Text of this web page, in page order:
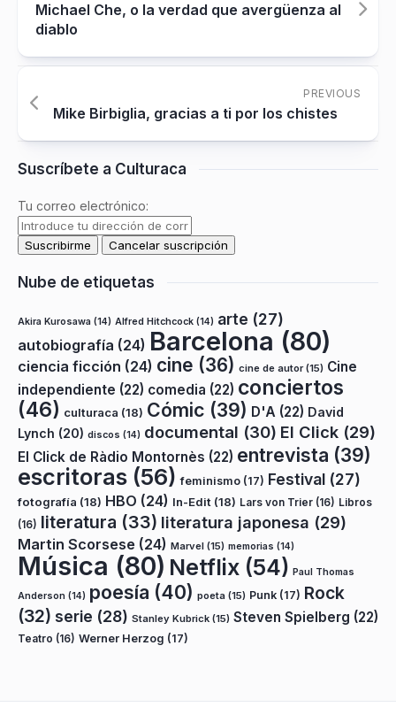
Michael Che, o la verdad que avergüenza al
diablo
PREVIOUS
Mike Birbiglia, gracias a ti por los chistes
Suscríbete a Culturaca
Tu correo electrónico:
Nube de etiquetas
Akira Kurosawa (14) Alfred Hitchcock (14) arte (27)
autobiografía (24) Barcelona (80)
ciencia ficción (24) cine (36) cine de autor(15) Cine
independiente (22) comedia (22) conciertos
(46) culturaca (18) Cómic (39) D'A (22) David
Lynch (20) discos (14) documental (30) El Click (29)
El Click de Ràdio Montornès (22) entrevista (39)
escritoras (56) feminismo (17) Festival (27)
fotografía (18) HBO (24) In-Edit (18) Lars von Trier (16) Libros
(16) literatura (33) literatura japonesa (29)
Martin Scorsese (24) Marvel (15) memorias (14)
Música (80) Netflix (54) Paul Thomas
Anderson (14) poesía (40) poeta (15) Punk (17) Rock
(32) serie (28) Stanley Kubrick (15) Steven Spielberg (22)
Teatro (16) Werner Herzog (17)